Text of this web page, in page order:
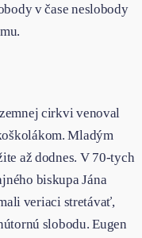
v čase neslobody
cirkvi venoval
Mladým
až dodnes. V 70-tych
biskupa Jána
veriaci stretávať,
slobodu. Eugen